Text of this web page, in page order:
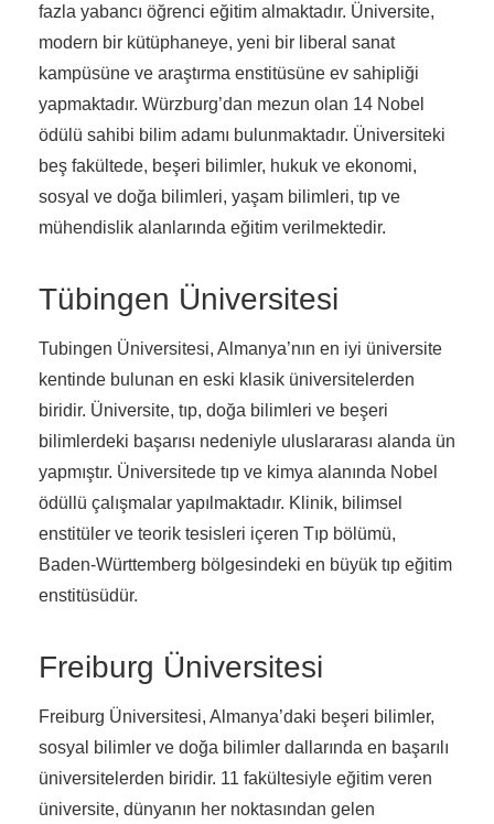
fazla yabancı öğrenci eğitim almaktadır. Üniversite,
modern bir kütüphaneye, yeni bir liberal sanat
kampüsüne ve araştırma enstitüsüne ev sahipliği
yapmaktadır. Würzburg’dan mezun olan 14 Nobel
ödülü sahibi bilim adamı bulunmaktadır. Üniversiteki
beş fakültede, beşeri bilimler, hukuk ve ekonomi,
sosyal ve doğa bilimleri, yaşam bilimleri, tıp ve
mühendislik alanlarında eğitim verilmektedir.
Tübingen Üniversitesi
Tubingen Üniversitesi, Almanya’nın en iyi üniversite
kentinde bulunan en eski klasik üniversitelerden
biridir. Üniversite, tıp, doğa bilimleri ve beşeri
bilimlerdeki başarısı nedeniyle uluslararası alanda ün
yapmıştır. Üniversitede tıp ve kimya alanında Nobel
ödüllü çalışmalar yapılmaktadır. Klinik, bilimsel
enstitüler ve teorik tesisleri içeren Tıp bölümü,
Baden-Württemberg bölgesindeki en büyük tıp eğitim
enstitüsüdür.
Freiburg Üniversitesi
Freiburg Üniversitesi, Almanya’daki beşeri bilimler,
sosyal bilimler ve doğa bilimler dallarında en başarılı
üniversitelerden biridir. 11 fakültesiyle eğitim veren
üniversite, dünyanın her noktasından gelen